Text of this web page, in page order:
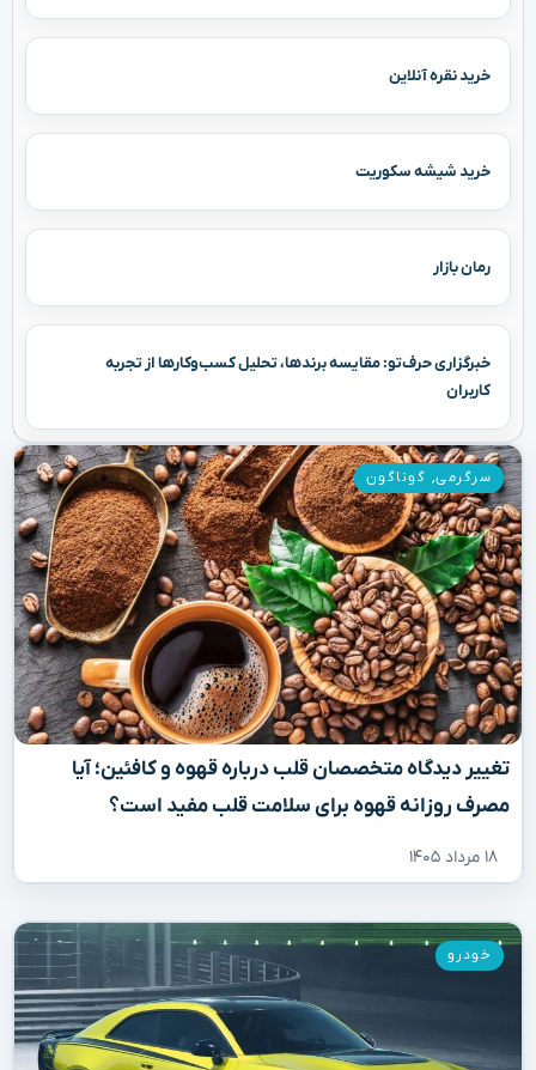
خرید نقره آنلاین
خرید شیشه سکوریت
رمان بازار
خبرگزاری حرف‌تو: مقایسه برندها، تحلیل کسب‌وکارها از تجربه
کاربران
تغییر دیدگاه متخصصان قلب درباره قهوه و کافئین؛ آیا
مصرف روزانه قهوه برای سلامت قلب مفید است؟
۱۸ مرداد ۱۴۰۵
سرگرمی, گوناگون
خودرو